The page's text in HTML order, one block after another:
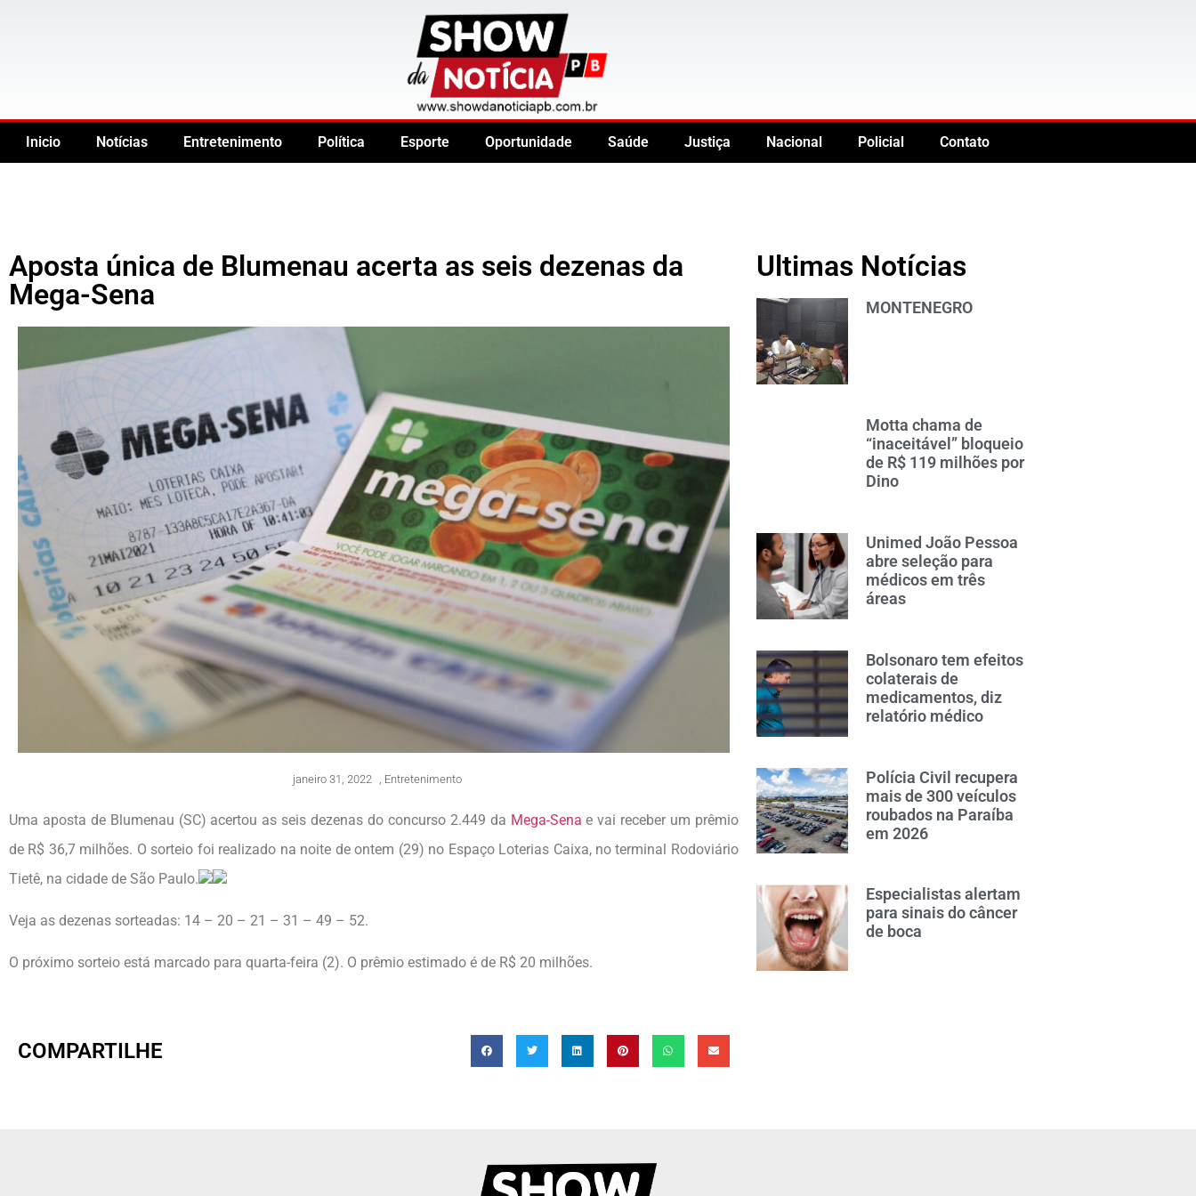
Inicio Notícias Entretenimento Política Esporte Oportunidade Saúde Justiça Nacional Policial Contato
Aposta única de Blumenau acerta as seis dezenas da
Mega-Sena
janeiro 31, 2022 Entretenimento
Uma aposta de Blumenau (SC) acertou as seis dezenas do concurso 2.449 da Mega-Sena e vai receber um prêmio
de R$ 36,7 milhões. O sorteio foi realizado na noite de ontem (29) no Espaço Loterias Caixa, no terminal Rodoviário
Tietê, na cidade de São Paulo.
Veja as dezenas sorteadas: 14 – 20 – 21 – 31 – 49 – 52.
O próximo sorteio está marcado para quarta-feira (2). O prêmio estimado é de R$ 20 milhões.
COMPARTILHE
Ultimas Notícias
MONTENEGRO
Motta chama de
“inaceitável” bloqueio
de R$ 119 milhões por
Dino
Unimed João Pessoa
abre seleção para
médicos em três
áreas
Bolsonaro tem efeitos
colaterais de
medicamentos, diz
relatório médico
Polícia Civil recupera
mais de 300 veículos
roubados na Paraíba
em 2026
Especialistas alertam
para sinais do câncer
de boca